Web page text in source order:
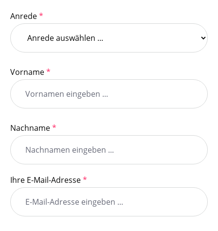
Anrede*
Vorname*
Nachname*
Ihre E-Mail-Adresse*